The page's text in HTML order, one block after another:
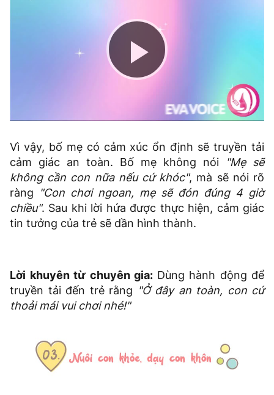
Play
Video
Vì vậy, bố mẹ có cảm xúc ổn định sẽ truyền tải
cảm giác an toàn. Bố mẹ không nói
"Mẹ sẽ
không cần con nữa nếu cứ khóc", mà sẽ nói rõ
ràng
"Con chơi ngoan, mẹ sẽ đón đúng 4 giờ
chiều". Sau khi lời hứa được thực hiện, cảm giác
tin tưởng của trẻ sẽ dần hình thành.
Lời khuyên từ chuyên gia: Dùng hành động để
truyền tải đến trẻ rằng "Ở đây an toàn, con cứ
thoải mái vui chơi nhé!"